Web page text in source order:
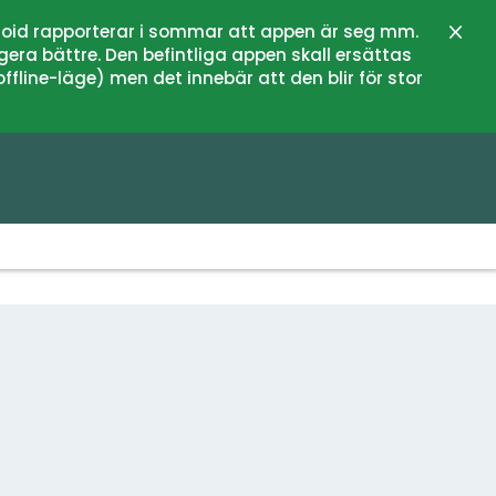
rapporterar i sommar att appen är seg mm.
bättre. Den befintliga appen skall ersättas
läge) men det innebär att den blir för stor